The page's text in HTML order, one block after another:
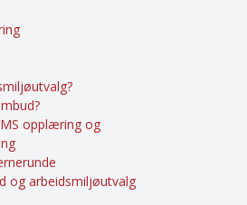
opplæring og
og arbeidsmiljøutvalg